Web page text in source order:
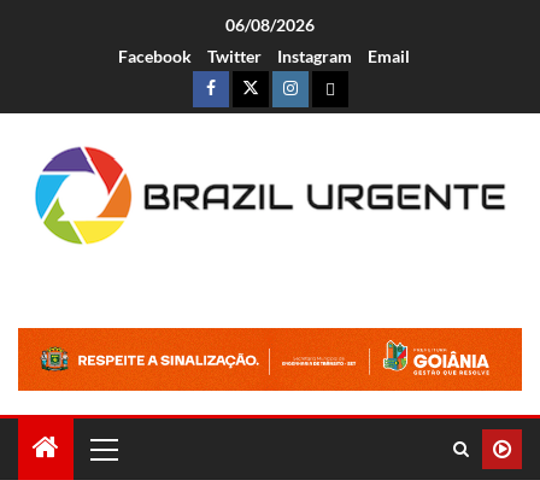
06/08/2026
Facebook
Twitter Instagram Email